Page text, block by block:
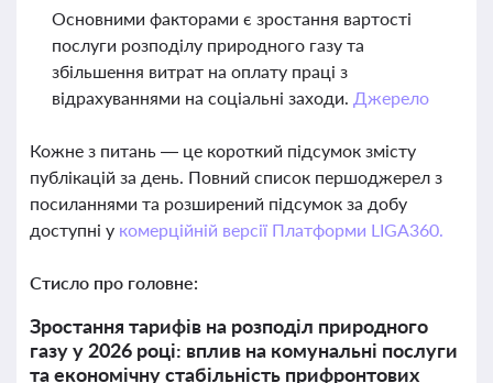
Основними факторами є зростання вартості
послуги розподілу природного газу та
збільшення витрат на оплату праці з
відрахуваннями на соціальні заходи. Джерело
Кожне з питань — це короткий підсумок змісту
публікацій за день. Повний список першоджерел з
посиланнями та розширений підсумок за добу
доступні у комерційній версії Платформи LIGA360.
Стисло про головне:
Зростання тарифів на розподіл природного
газу у 2026 році: вплив на комунальні послуги
та економічну стабільність прифронтових